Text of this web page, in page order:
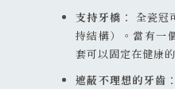
支持牙橋 ： 全瓷
持結構）。當有一
套可以固定在健康
遮蔽不理想的牙齒